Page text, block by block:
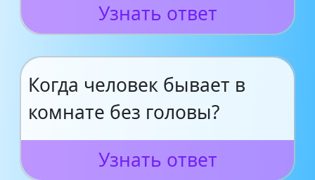
Узнать ответ
Когда человек бывает в
комнате без головы?
Узнать ответ